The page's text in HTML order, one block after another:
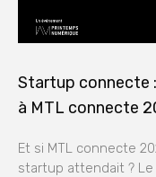
Startup connecte
à MTL connecte
Et si MTL connecte
startup attendait ?